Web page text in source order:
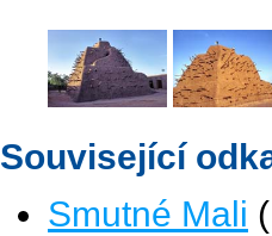
Související
Smutné Mali